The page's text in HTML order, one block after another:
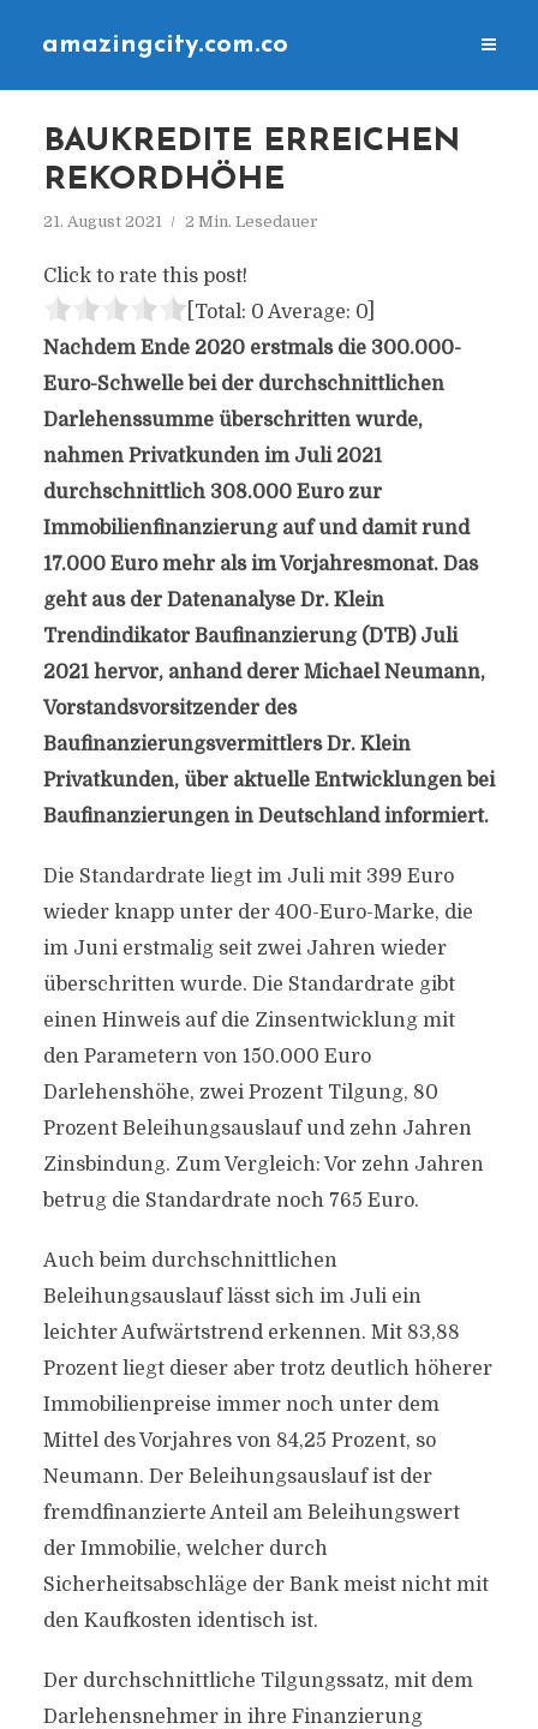
amazingcity.com.co
BAUKREDITE ERREICHEN
REKORDHÖHE
21. August 2021 2 Min. Lesedauer
Click to rate this post!
[Total: 0 Average: 0]
Nachdem Ende 2020 erstmals die 300.000-
Euro-Schwelle bei der durchschnittlichen
Darlehenssumme überschritten wurde,
nahmen Privatkunden im Juli 2021
durchschnittlich 308.000 Euro zur
Immobilienfinanzierung auf und damit rund
17.000 Euro mehr als im Vorjahresmonat. Das
geht aus der Datenanalyse Dr. Klein
Trendindikator Baufinanzierung (DTB) Juli
2021 hervor, anhand derer Michael Neumann,
Vorstandsvorsitzender des
Baufinanzierungsvermittlers Dr. Klein
Privatkunden, über aktuelle Entwicklungen bei
Baufinanzierungen in Deutschland informiert.
Die Standardrate liegt im Juli mit 399 Euro
wieder knapp unter der 400-Euro-Marke, die
im Juni erstmalig seit zwei Jahren wieder
überschritten wurde. Die Standardrate gibt
einen Hinweis auf die Zinsentwicklung mit
den Parametern von 150.000 Euro
Darlehenshöhe, zwei Prozent Tilgung, 80
Prozent Beleihungsauslauf und zehn Jahren
Zinsbindung. Zum Vergleich: Vor zehn Jahren
betrug die Standardrate noch 765 Euro.
Auch beim durchschnittlichen
Beleihungsauslauf lässt sich im Juli ein
leichter Aufwärtstrend erkennen. Mit 83,88
Prozent liegt dieser aber trotz deutlich höherer
Immobilienpreise immer noch unter dem
Mittel des Vorjahres von 84,25 Prozent, so
Neumann. Der Beleihungsauslauf ist der
fremdfinanzierte Anteil am Beleihungswert
der Immobilie, welcher durch
Sicherheitsabschläge der Bank meist nicht mit
den Kaufkosten identisch ist.
Der durchschnittliche Tilgungssatz, mit dem
Darlehensnehmer in ihre Finanzierung